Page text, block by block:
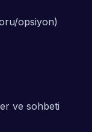
opsiyon)
ve sohbeti